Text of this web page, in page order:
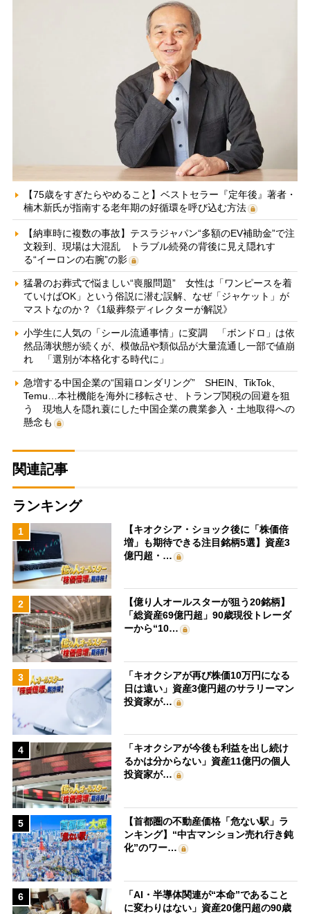
【75歳をすぎたらやめること】ベストセラー『定年後』著者・
楠木新氏が指南する老年期の好循環を呼び込む方法
【納車時に複数の事故】テスラジャパン“多額のEV補助金”で注
文殺到、現場は大混乱 トラブル続発の背後に見え隠れす
る“イーロンの右腕”の影
猛暑のお葬式で悩ましい“喪服問題” 女性は「ワンピースを着
ていけばOK」という俗説に潜む誤解、なぜ「ジャケット」が
マストなのか？《1級葬祭ディレクターが解説》
小学生に人気の「シール流通事情」に変調 「ボンドロ」は依
然品薄状態が続くが、模倣品や類似品が大量流通し一部で値崩
れ 「選別が本格化する時代に」
急増する中国企業の“国籍ロンダリング” SHEIN、TikTok、
Temu…本社機能を海外に移転させ、トランプ関税の回避を狙
う 現地人を隠れ蓑にした中国企業の農業参入・土地取得への
懸念も
関連記事
ランキング
1
【キオクシア・ショック後に「株価倍
増」も期待できる注目銘柄5選】資産3
億円超・…
2
【億り人オールスターが狙う20銘柄】
「総資産69億円超」90歳現役トレーダ
ーから“10…
3
「キオクシアが再び株価10万円になる
日は遠い」資産3億円超のサラリーマン
投資家が…
4
「キオクシアが今後も利益を出し続け
るかは分からない」資産11億円の個人
投資家が…
5
【首都圏の不動産価格「危ない駅」ラ
ンキング】“中古マンション売れ行き鈍
化”のワー…
6
「AI・半導体関連が“本命”であること
に変わりはない」資産20億円超の90歳